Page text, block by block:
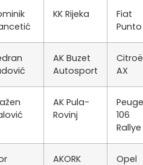
KK Rijeka
Fiat
Punto
AK Buzet
Autosport
AX
AK Pula-
Rovinj
106
Rallye
AKORK
Opel